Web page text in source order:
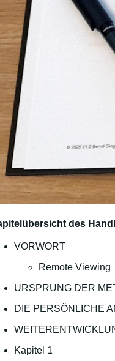
des
VORWORT
Remote Viewing
URSPRUNG DER
DIE PERSÖNLICHE
Kapitel 1